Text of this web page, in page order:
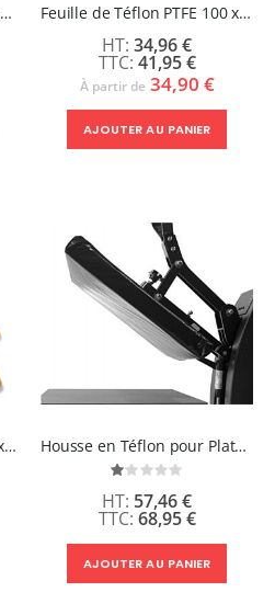
Feuille de Téflon PTFE 80 x 100cm Feuille de Téflon PTFE 100 x 100cm
41,95 €
34,96 €
À partir de 34,90 €
AJOUTER AU PANIER
Feuille de Téflon PTFE 100 x 120cm Housse en Téflon pour Plateau Supérieur Presse à Chaud
Évaluation:
68,95 €
57,46 €
AJOUTER AU PANIER